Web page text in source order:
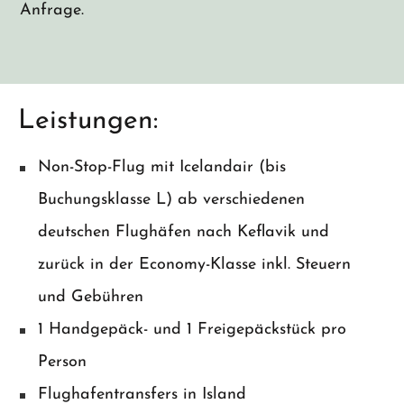
Anfrage.
Leistungen:
Non-Stop-Flug mit Icelandair (bis
Buchungsklasse L) ab verschiedenen
deutschen Flughäfen nach Keflavik und
zurück in der Economy-Klasse inkl. Steuern
und Gebühren
1 Handgepäck- und 1 Freigepäckstück pro
Person
Flughafentransfers in Island